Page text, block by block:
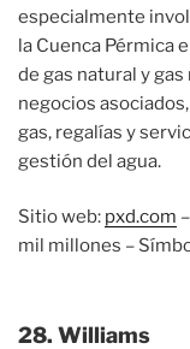
especialmente
la Cuenca Pérmica
de gas natural y
negocios
gas, regalías y
gestión del agua.
Sitio web: pxd.com
mil millones –
28. Williams